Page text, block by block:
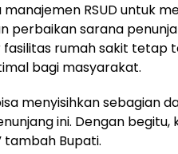
RSUD untuk
perbaikan sarana
fasilitas rumah sakit tetap
bagi masyarakat.
menyisihkan sebagian
ini. Dengan begitu,
tambah Bupati.